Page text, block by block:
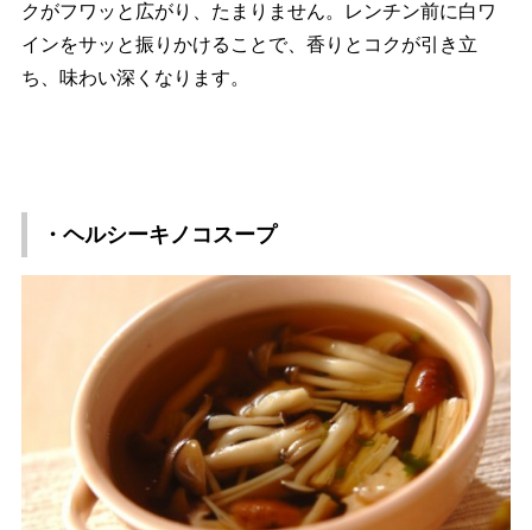
クがフワッと広がり、たまりません。レンチン前に白ワ
インをサッと振りかけることで、香りとコクが引き立
ち、味わい深くなります。
・ヘルシーキノコスープ